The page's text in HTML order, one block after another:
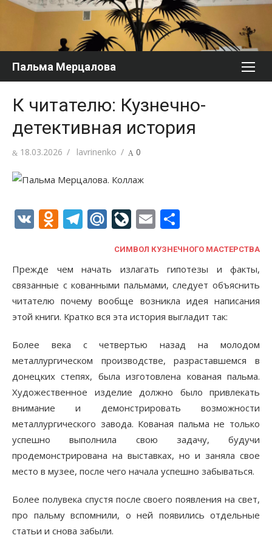
Перейти
содержимому
Пальма Мерцалова
К читателю: Кузнечно-
детективная история
Опубликовано
18.03.2026 Автор
lavrinenko 0
VK Odnoklassniki
Telegram
Mail.Ru
LiveJournal
Email
СИМВОЛ КУЗНЕЧНОГО МАСТЕРСТВА
Прежде чем начать излагать гипотезы и факты,
связанные с кованными пальмами, следует объяснить
читателю почему вообще возникла идея написания
этой книги. Кратко вся эта история выгладит так:
Более века с четвертью назад на молодом
металлургическом производстве, разраставшемся в
донецких степях, была изготовлена кованая пальма.
Художественное изделие должно было привлекать
внимание и демонстрировать возможности
металлургического завода. Кованая пальма не только
успешно выполнила свою задачу, будучи
продемонстрирована на выставках, но и заняла свое
место в музее, после чего начала успешно забываться.
Более полувека спустя после своего появления на свет,
про пальму вспомнили, о ней появились отдельные
статьи и снова забыли.